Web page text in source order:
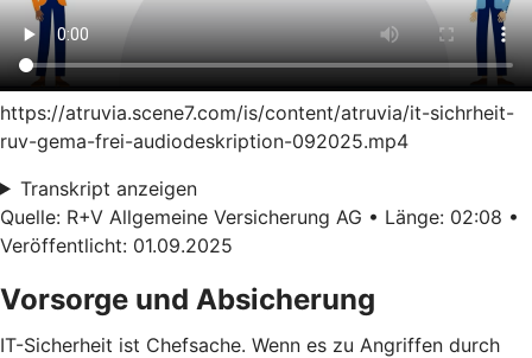
https://atruvia.scene7.com/is/content/atruvia/it-sichrheit-
ruv-gema-frei-audiodeskription-092025.mp4
Transkript anzeigen
Quelle: R+V Allgemeine Versicherung AG • Länge: 02:08 •
Veröffentlicht: 01.09.2025
Vorsorge und Absicherung
IT-Sicherheit ist Chefsache. Wenn es zu Angriffen durch